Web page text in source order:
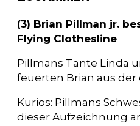
(3) Brian Pillman jr.
Flying Clothesline
Pillmans Tante Linda
feuerten Brian aus der
Kurios: Pillmans
dieser Aufzeichnung